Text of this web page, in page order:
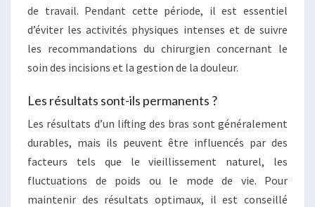
de travail. Pendant cette période, il est essentiel
d’éviter les activités physiques intenses et de suivre
les recommandations du chirurgien concernant le
soin des incisions et la gestion de la douleur.
Les résultats sont-ils permanents ?
Les résultats d’un lifting des bras sont généralement
durables, mais ils peuvent être influencés par des
facteurs tels que le vieillissement naturel, les
fluctuations de poids ou le mode de vie. Pour
maintenir des résultats optimaux, il est conseillé